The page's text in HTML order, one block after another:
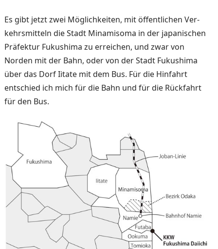
Es gibt jetzt zwei Möglichkei­ten, mit öffentlichen Ver­
kehrsmitteln die Stadt Mina­misoma in der japanischen
Präfektur Fukushima zu errei­chen, und zwar von
Norden mit der Bahn, oder von der Stadt Fukushima
über das Dorf Iitate mit dem Bus. Für die Hinfahrt
entschied ich mich für die Bahn und für die Rückfahrt
für den Bus.